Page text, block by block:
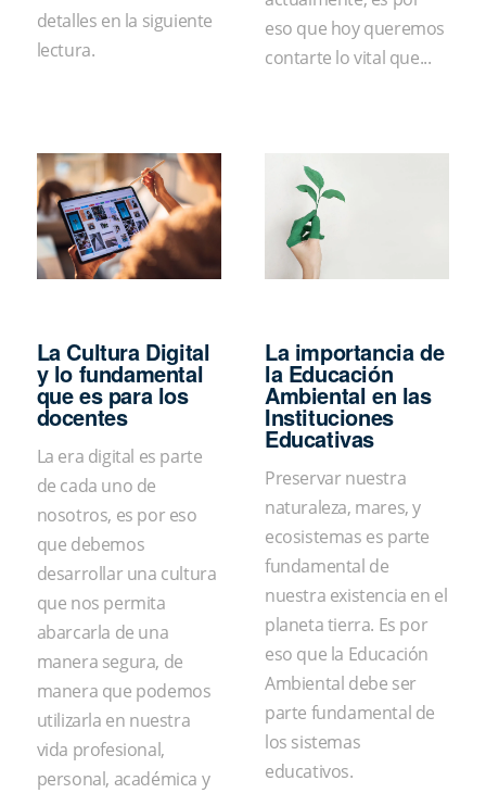
detalles en la siguiente
lectura.
eso que hoy queremos
contarte lo vital que...
La Cultura Digital
y lo fundamental
que es para los
docentes
La era digital es parte
de cada uno de
nosotros, es por eso
que debemos
desarrollar una cultura
que nos permita
abarcarla de una
manera segura, de
manera que podemos
utilizarla en nuestra
vida profesional,
personal, académica y
La importancia de
la Educación
Ambiental en las
Instituciones
Educativas
Preservar nuestra
naturaleza, mares, y
ecosistemas es parte
fundamental de
nuestra existencia en el
planeta tierra. Es por
eso que la Educación
Ambiental debe ser
parte fundamental de
los sistemas
educativos.